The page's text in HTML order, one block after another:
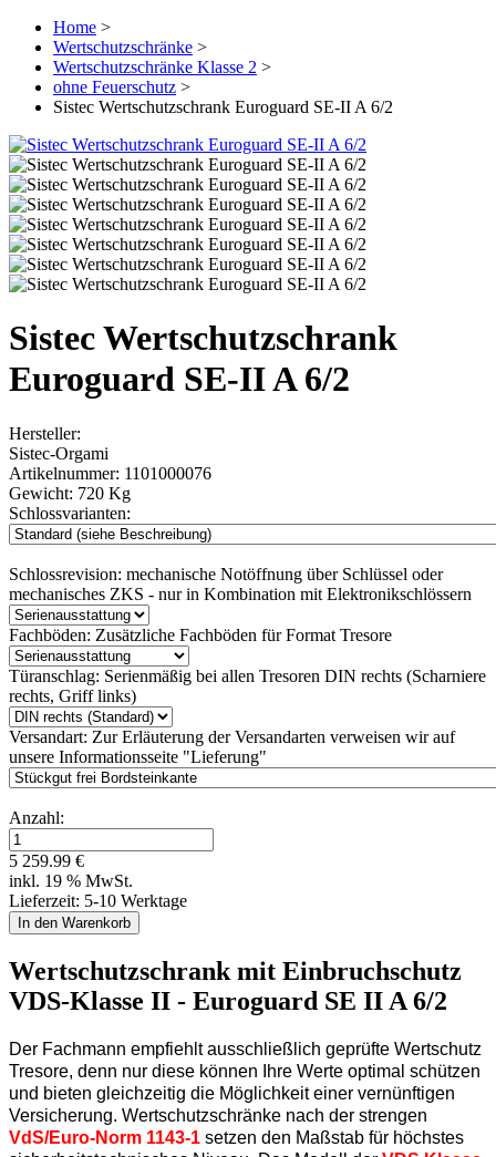
Home >
Wertschutzschränke >
Wertschutzschränke Klasse 2 >
ohne Feuerschutz >
Sistec Wertschutzschrank Euroguard SE-II A 6/2
Sistec Wertschutzschrank
Euroguard SE-II A 6/2
Hersteller:
Sistec-Orgami
Artikelnummer: 1101000076
Gewicht: 720 Kg
Schlossvarianten:
Schlossrevision: mechanische Notöffnung über Schlüssel oder
mechanisches ZKS - nur in Kombination mit Elektronikschlössern
Fachböden: Zusätzliche Fachböden für Format Tresore
Türanschlag: Serienmäßig bei allen Tresoren DIN rechts (Scharniere
rechts, Griff links)
Versandart: Zur Erläuterung der Versandarten verweisen wir auf
unsere Informationsseite "Lieferung"
Anzahl:
5 259.99 €
inkl. 19 % MwSt.
Lieferzeit: 5-10 Werktage
Wertschutzschrank mit Einbruchschutz
VDS-Klasse II - Euroguard SE II A 6/2
Der Fachmann empfiehlt ausschließlich geprüfte Wertschutz
Tresore, denn nur diese können Ihre Werte optimal schützen
und bieten gleichzeitig die Möglichkeit einer vernünftigen
Versicherung. Wertschutzschränke nach der strengen
VdS/Euro-Norm 1143-1 setzen den Maßstab für höchstes